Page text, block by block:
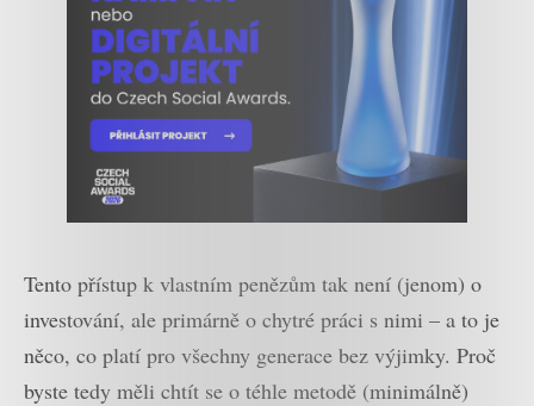
Tento přístup k vlastním penězům tak není (jenom) o
investování, ale primárně o chytré práci s nimi – a to je
něco, co platí pro všechny generace bez výjimky. Proč
byste tedy měli chtít se o téhle metodě (minimálně)